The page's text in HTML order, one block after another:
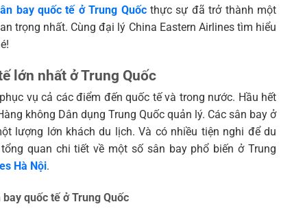
bay quốc tế ở Trung Quốcthực sự đã trở thành một
trọng nhất. Cùng đại lý China Eastern Airlines tìm hiểu
lớn nhất ở Trung Quốc
vụ cả các điểm đến quốc tế và trong nước. Hầu hết
không Dân dụng Trung Quốc quản lý. Các sân bay ở
lượng lớn khách du lịch. Và có nhiều tiện nghi để du
quan chi tiết về một số sân bay phổ biến ở Trung
Hà Nội.
quốc tế ở Trung Quốc